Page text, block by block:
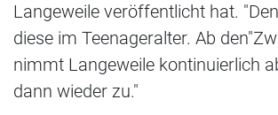
Langeweile veröffentlicht hat.
diese im Teenageralter. Ab
nimmt Langeweile kontinuierlich
dann wieder zu."